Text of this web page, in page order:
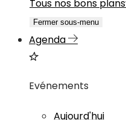
Tous nos bons plans
Fermer sous-menu
Agenda
Evénements
Aujourd'hui